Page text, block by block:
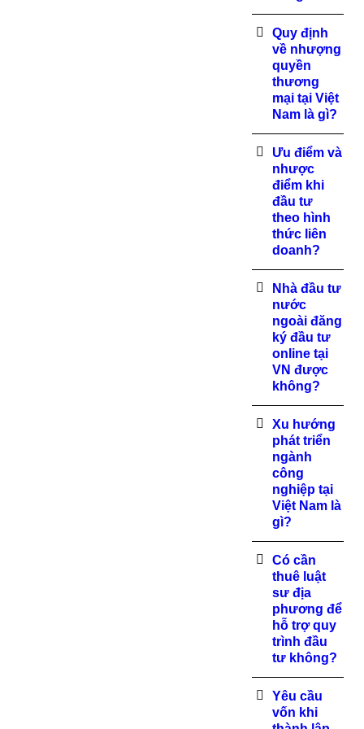
Quy định
về nhượng
quyền
thương
mại tại Việt
Nam là gì?
Ưu điểm và
nhược
điểm khi
đầu tư
theo hình
thức liên
doanh?
Nhà đầu tư
nước
ngoài đăng
ký đầu tư
online tại
VN được
không?
Xu hướng
phát triển
ngành
công
nghiệp tại
Việt Nam là
gì?
Có cần
thuê luật
sư địa
phương để
hỗ trợ quy
trình đầu
tư không?
Yêu cầu
vốn khi